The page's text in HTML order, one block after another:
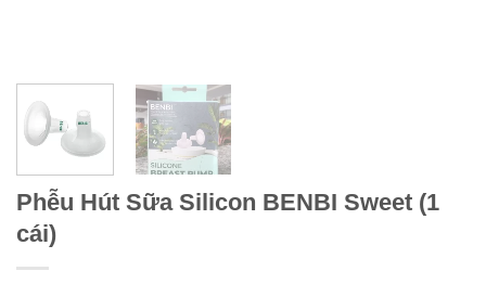
Phễu Hút Sữa Silicon BENBI Sweet (1
cái)